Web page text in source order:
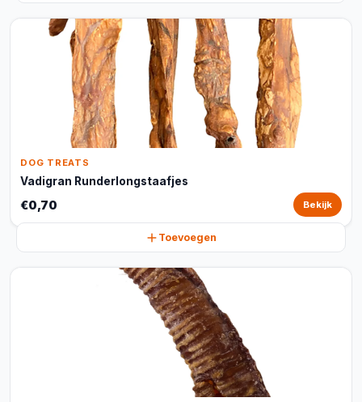
DOG TREATS
Vadigran Runderlongstaafjes
€0,70 Bekijk
Toevoegen